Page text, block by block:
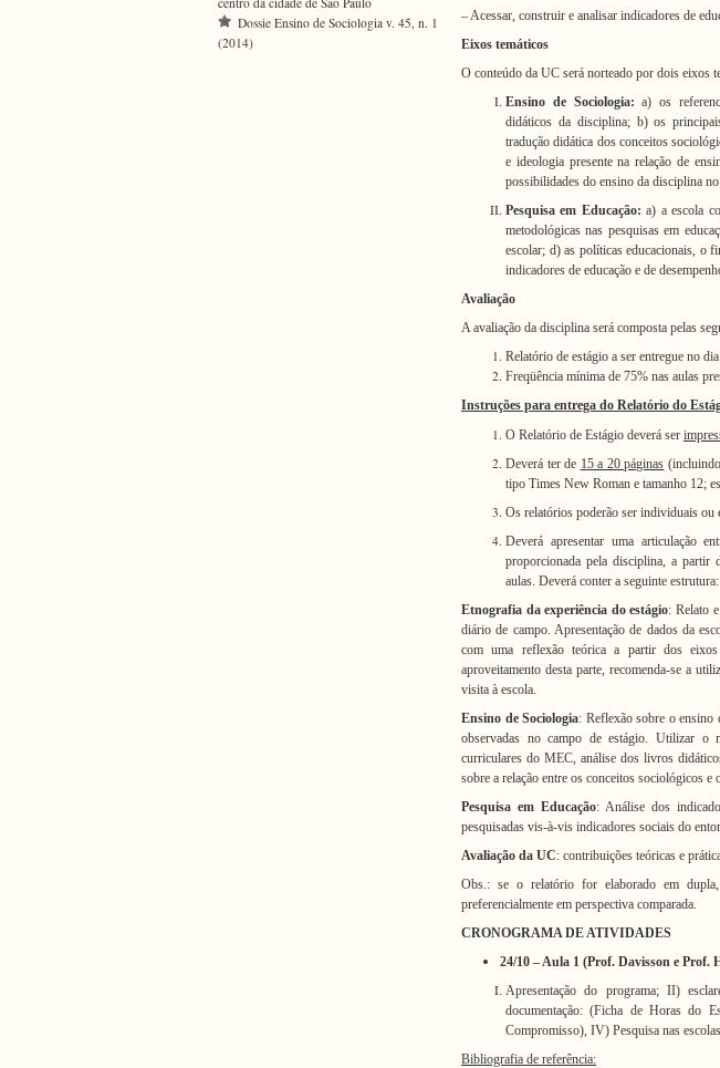
– Acessar, construir e analisar indicadores de
Eixos temáticos
O conteúdo da UC será norteado por dois eixos
Ensino de Sociologia:a) os
didáticos da disciplina; b) os
tradução didática dos conceitos
e ideologia presente na relação de
possibilidades do ensino da disciplina
Pesquisa em Educação:a) a escola
metodológicas nas pesquisas em
escolar; d) as políticas educacionais, o
indicadores de educação e de
Avaliação
A avaliação da disciplina será composta pelas
Relatório de estágio a ser entregue no dia
Freqüência mínima de 75% nas aulas
Instruções para entrega do Relatório do
O Relatório de Estágio deverá ser
Deverá ter de 15 a 20 páginas
tipo Times New Roman e tamanho 12;
Os relatórios poderão ser individuais ou
Deverá apresentar uma articulação
proporcionada pela disciplina, a partir
aulas. Deverá conter a seguinte estrutura:
Etnografia da experiência do estágio: Relato
diário de campo. Apresentação de dados da
com uma reflexão teórica a partir dos
aproveitamento desta parte, recomenda-se a
visita à escola.
Ensino de Sociologia: Reflexão sobre o ensino
observadas no campo de estágio. Utilizar o
curriculares do MEC, análise dos livros
sobre a relação entre os conceitos sociológicos e
Pesquisa em Educação: Análise dos
pesquisadas vis-à-vis indicadores sociais do
Avaliação da UC: contribuições teóricas e
Obs.: se o relatório for elaborado em
preferencialmente em perspectiva comparada.
CRONOGRAMA DE ATIVIDADES
24/10 – Aula 1 (Prof. Davisson e Prof.
Apresentação do programa; II)
documentação: (Ficha de Horas do
Compromisso), IV) Pesquisa nas
Bibliografia de referência:
Dossie Ensino de Sociologia v. 45, n. 1
(2014)